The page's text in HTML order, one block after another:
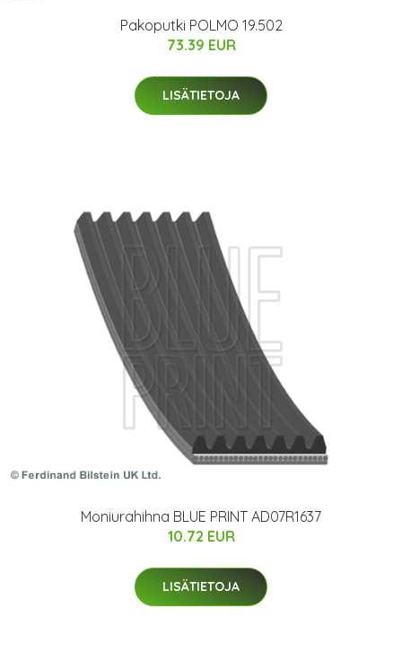
Pakoputki POLMO 19.502
73.39 EUR
LISÄTIETOJA
Moniurahihna BLUE PRINT AD07R1637
10.72 EUR
LISÄTIETOJA